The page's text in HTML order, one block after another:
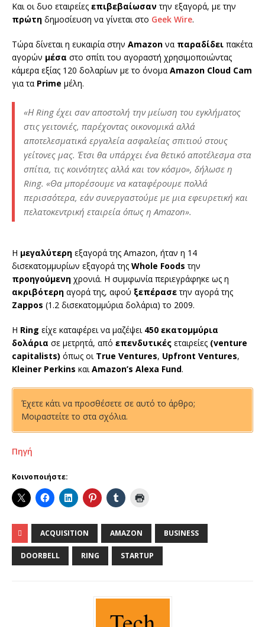
Και οι δυο εταιρείες επιβεβαίωσαντην εξαγορά, με την
πρώτη δημοσίευση να γίνεται στο Geek Wire.
Τώρα δίνεται η ευκαιρία στην Amazon να παραδίδει πακέτα
αγορών μέσα στο σπίτι του αγοραστή χρησιμοποιώντας
κάμερα εξίας 120 δολαρίων με το όνομα Amazon Cloud Cam
για τα Prime μέλη.
«Η Ring έχει σαν αποστολή την μείωση του εγκλήματος
στις γειτονιές, παρέχοντας οικονομικά αλλά
αποτελεσματικά εργαλεία ασφαλείας σπιτιού στους
γείτονες μας. Έτσι θα υπάρχει ένα θετικό αποτέλεσμα στα
σπίτια, τις κοινότητες αλλά και τον κόσμο», δήλωσε η
Ring. «Θα μπορέσουμε να καταφέρουμε πολλά
περισσότερα, εάν συνεργαστούμε με μια εφευρετική και
πελατοκεντρική εταιρεία όπως η Amazon».
Η μεγαλύτερη εξαγορά της Amazon, ήταν η 14
δισεκατομμυρίων εξαγορά της Whole Foodsτην
προηγούμενη χρονιά. Η συμφωνία περιεγράφηκε ως η
ακριβότερη αγορά της, αφού ξεπέρασετην αγορά της
Zappos (1.2 δισεκατομμύρια δολάρια) το 2009.
Η Ring είχε καταφέρει να μαζέψει 450 εκατομμύρια
δολάρια σε μετρητά, από επενδυτικές εταιρείες (venture
capitalists) όπως οι True Ventures, Upfront Ventures,
Kleiner Perkins καιAmazon’s Alexa Fund.
Έχετε κάτι να προσθέσετε σε αυτό το άρθρο;
Μοιραστείτε το στα σχόλια.
Πηγή
Κοινοποιήστε:
ACQUISITION AMAZON BUSINESS
DOORBELL RING STARTUP